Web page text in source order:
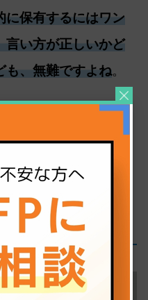
に保有するにはワン
言い方が正しいかど
も、無難ですよね。
トレンド